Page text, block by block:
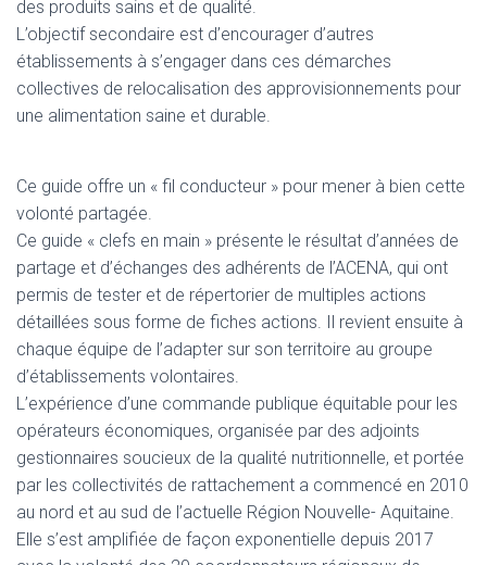
des produits sains et de qualité.
L’objectif secondaire est d’encourager d’autres
établissements à s’engager dans ces démarches
collectives de relocalisation des approvisionnements pour
une alimentation saine et durable.
Ce guide offre un « fil conducteur » pour mener à bien cette
volonté partagée.
Ce guide « clefs en main » présente le résultat d’années de
partage et d’échanges des adhérents de l’ACENA, qui ont
permis de tester et de répertorier de multiples actions
détaillées sous forme de fiches actions. Il revient ensuite à
chaque équipe de l’adapter sur son territoire au groupe
d’établissements volontaires.
L’expérience d’une commande publique équitable pour les
opérateurs économiques, organisée par des adjoints
gestionnaires soucieux de la qualité nutritionnelle, et portée
par les collectivités de rattachement a commencé en 2010
au nord et au sud de l’actuelle Région Nouvelle- Aquitaine.
Elle s’est amplifiée de façon exponentielle depuis 2017